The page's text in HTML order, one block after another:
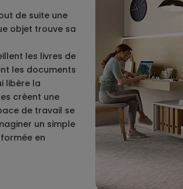
de suite une
objet trouve sa
les livres de
les documents
libère la
créent une
de travail se
un simple
en